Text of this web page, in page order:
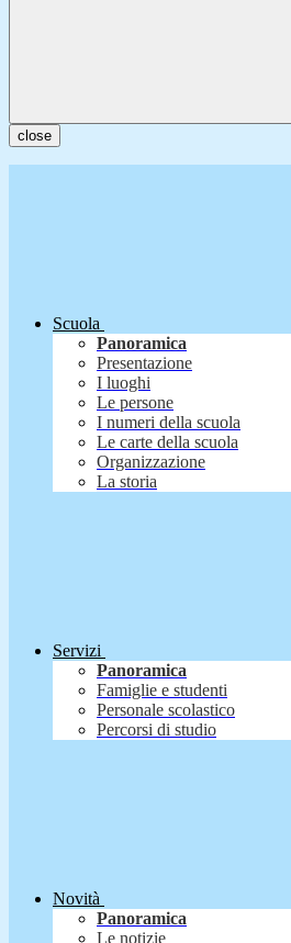
close
Scuola
Panoramica
Presentazione
I luoghi
Le persone
I numeri della scuola
Le carte della scuola
Organizzazione
La storia
Servizi
Panoramica
Famiglie e studenti
Personale scolastico
Percorsi di studio
Novità
Panoramica
Le notizie